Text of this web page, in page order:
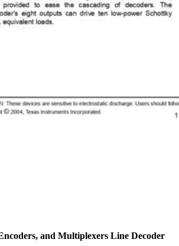
and Multiplexers Line Decoder